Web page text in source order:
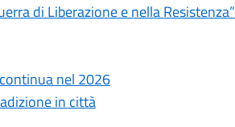
di Liberazione e nella Resistenza”
nel 2026
in città